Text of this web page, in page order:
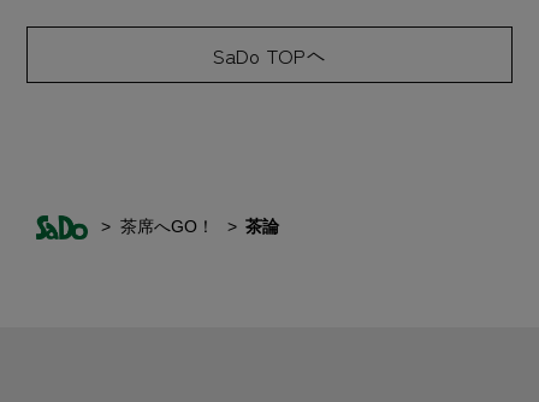
SaDo TOPへ
茶席へGO！ 茶論